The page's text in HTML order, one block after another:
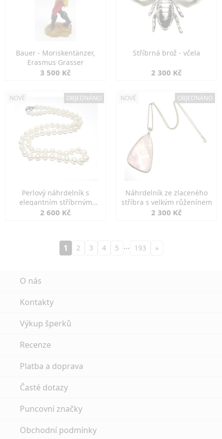
Bauer - Moriskentänzer,
Erasmus Grasser
3 500 Kč
Stříbrná brož - včela
2 300 Kč
NOVÉ OBJEDNÁNO
Perlový náhrdelník s
elegantním stříbrným
zapínáním
2 600 Kč
NOVÉ OBJEDNÁNO
Náhrdelník ze zlaceného
stříbra s velkým růženínem
2 300 Kč
1 2 3 4 5 … 193 »
O nás
Kontakty
Výkup šperků
Recenze
Platba a doprava
Časté dotazy
Puncovní značky
Obchodní podmínky